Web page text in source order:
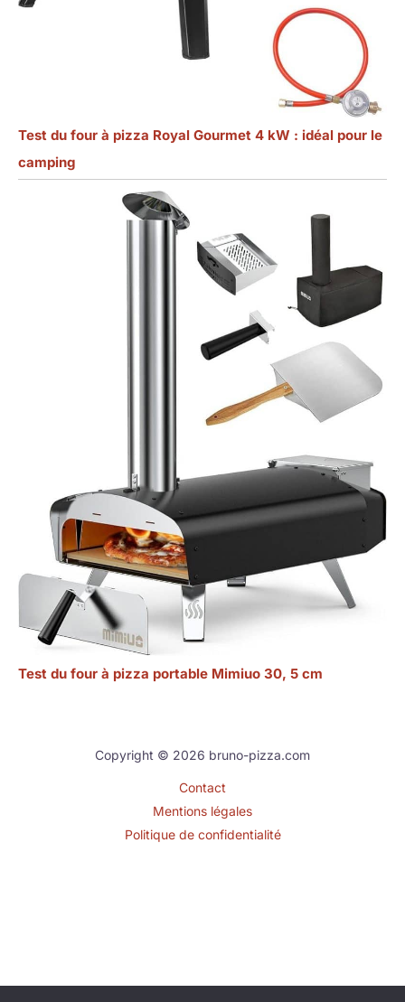
Test du four à pizza Royal Gourmet 4 kW : idéal pour le
camping
Test du four à pizza portable Mimiuo 30, 5 cm
Copyright © 2026 bruno-pizza.com
Contact
Mentions légales
Politique de confidentialité